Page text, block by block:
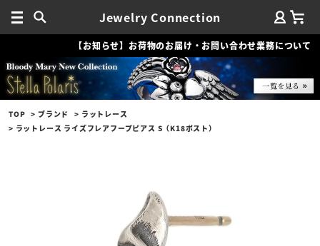
Jewelry Connection
【お知らせ】お荷物のお届け・お問い合わせ業務について
TOP ブランド
ラットレース
ラットレース ライズフレアフープピアス S（K18ポスト）